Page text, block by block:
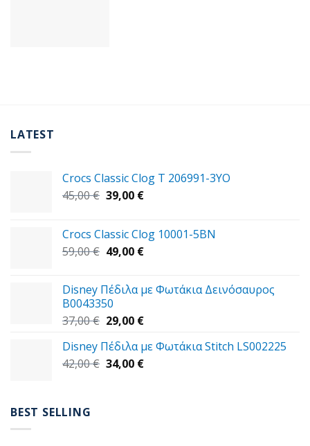
LATEST
Crocs Classic Clog T 206991-3YΟ
45,00€ Original
45,00 €.
39,00 €Η
είναι:
39,00 €.
Crocs Classic Clog 10001-5BN
59,00€ Original
59,00 €.
49,00 €Η
είναι:
Disney Πέδιλα με Φωτάκια Δεινόσαυρος
B0043350
37,00€ Original
was:
37,00 €.
29,00 €Η
τιμή
είναι:
Disney Πέδιλα με Φωτάκια Stitch LS002225
42,00€ Original
34,00 €Η
BEST SELLING